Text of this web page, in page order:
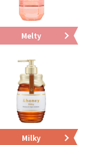
Melty
Milky